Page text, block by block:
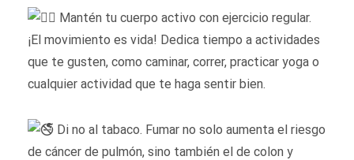
Mantén tu cuerpo activo con ejercicio regular.
¡El movimiento es vida! Dedica tiempo a actividades
que te gusten, como caminar, correr, practicar yoga o
cualquier actividad que te haga sentir bien.
Di no al tabaco. Fumar no solo aumenta el riesgo
de cáncer de pulmón, sino también el de colon y